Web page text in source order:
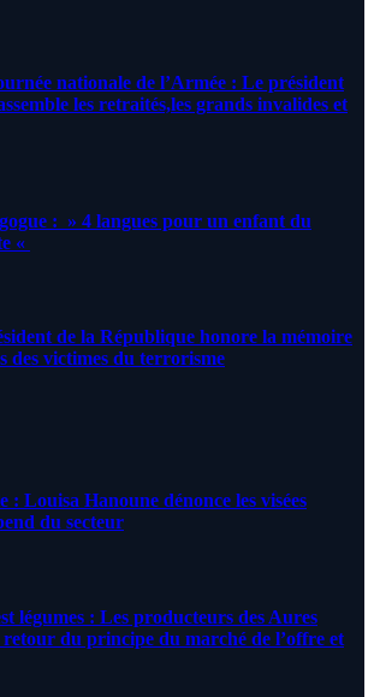
nationale de l’Armée : Le président
les retraités,les grands invalides et
: » 4 langues pour un enfant du
«
de la République honore la mémoire
des victimes du terrorisme
: Louisa Hanoune dénonce les visées
du secteur
légumes : Les producteurs des Aures
retour du principe du marché de l’offre et